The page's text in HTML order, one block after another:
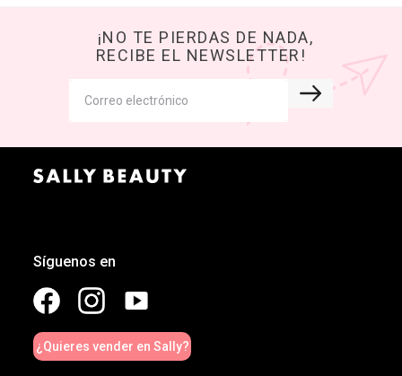
¡NO TE PIERDAS DE NADA,
RECIBE EL NEWSLETTER!
Síguenos en
¿Quieres vender en Sally?